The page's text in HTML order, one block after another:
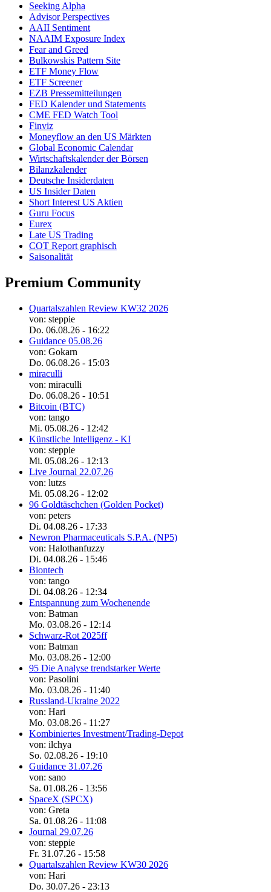
Seeking Alpha
Advisor Perspectives
AAII Sentiment
NAAIM Exposure Index
Fear and Greed
Bulkowskis Pattern Site
ETF Money Flow
ETF Screener
EZB Pressemitteilungen
FED Kalender und Statements
CME FED Watch Tool
Finviz
Moneyflow an den US Märkten
Global Economic Calendar
Wirtschaftskalender der Börsen
Bilanzkalender
Deutsche Insiderdaten
US Insider Daten
Short Interest US Aktien
Guru Focus
Eurex
Late US Trading
COT Report graphisch
Saisonalität
Premium Community
Quartalszahlen Review KW32 2026
von: steppie
Do. 06.08.26 - 16:22
Guidance 05.08.26
von: Gokarn
Do. 06.08.26 - 15:03
miraculli
von: miraculli
Do. 06.08.26 - 10:51
Bitcoin (BTC)
von: tango
Mi. 05.08.26 - 12:42
Künstliche Intelligenz - KI
von: steppie
Mi. 05.08.26 - 12:13
Live Journal 22.07.26
von: lutzs
Mi. 05.08.26 - 12:02
96 Goldtäschchen (Golden Pocket)
von: peters
Di. 04.08.26 - 17:33
Newron Pharmaceuticals S.P.A. (NP5)
von: Halothanfuzzy
Di. 04.08.26 - 15:46
Biontech
von: tango
Di. 04.08.26 - 12:34
Entspannung zum Wochenende
von: Batman
Mo. 03.08.26 - 12:14
Schwarz-Rot 2025ff
von: Batman
Mo. 03.08.26 - 12:00
95 Die Analyse trendstarker Werte
von: Pasolini
Mo. 03.08.26 - 11:40
Russland-Ukraine 2022
von: Hari
Mo. 03.08.26 - 11:27
Kombiniertes Investment/Trading-Depot
von: ilchya
So. 02.08.26 - 19:10
Guidance 31.07.26
von: sano
Sa. 01.08.26 - 13:56
SpaceX (SPCX)
von: Greta
Sa. 01.08.26 - 11:08
Journal 29.07.26
von: steppie
Fr. 31.07.26 - 15:58
Quartalszahlen Review KW30 2026
von: Hari
Do. 30.07.26 - 23:13